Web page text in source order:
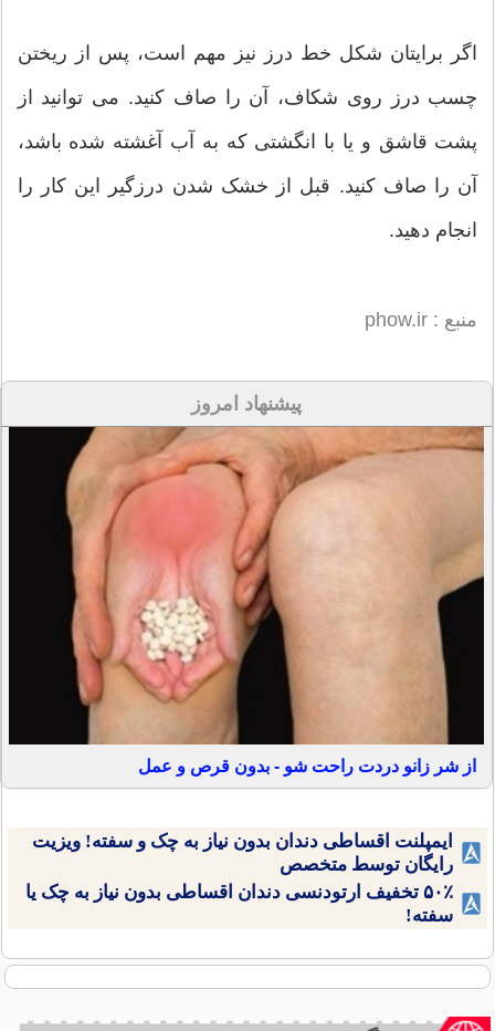
اگر برایتان شکل خط درز نیز مهم است، پس از ریختن
چسب درز روی شکاف، آن را صاف کنید. می توانید از
پشت قاشق و یا با انگشتی که به آب آغشته شده باشد،
آن را صاف کنید. قبل از خشک شدن درزگیر این کار را
انجام دهید.
منبع : phow.ir
پیشنهاد امروز
از شر زانو دردت راحت شو - بدون قرص و عمل
ایمپلنت اقساطی دندان بدون نیاز به چک و سفته! ویزیت
رایگان توسط متخصص
۵۰٪ تخفیف ارتودنسی دندان اقساطی بدون نیاز به چک یا
سفته!